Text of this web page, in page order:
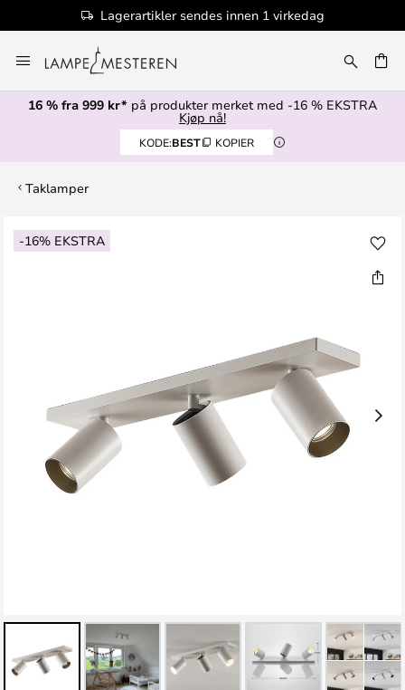
Lagerartikler sendes innen 1 virkedag
til
innhold
16 % fra 999 kr* på produkter merket med -16 % EKSTRA
Kjøp nå!
KODE:BEST KOPIER
Taklamper
-16% EKSTRA
Gå
til